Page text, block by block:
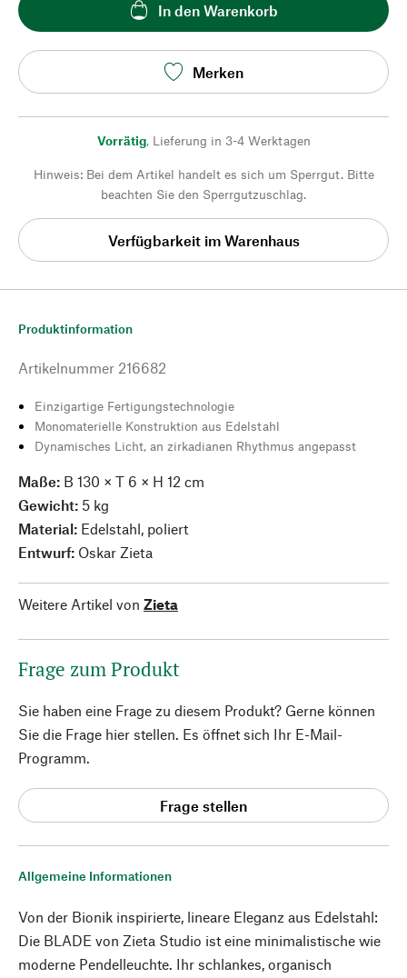
In den Warenkorb
Merken
Vorrätig, Lieferung in 3-4 Werktagen
Hinweis: Bei dem Artikel handelt es sich um Sperrgut. Bitte
beachten Sie den Sperrgutzuschlag.
Verfügbarkeit im Warenhaus
Allgemeine Informationen
Von der Bionik inspirierte, lineare Eleganz aus Edelstahl:
Die BLADE von Zieta Studio ist eine minimalistische wie
moderne Pendelleuchte. Ihr schlankes, organisch
Produktinformation
Artikelnummer 216682
Einzigartige Fertigungstechnologie
Monomaterielle Konstruktion aus Edelstahl
Dynamisches Licht, an zirkadianen Rhythmus angepasst
Maße: B 130 × T 6 × H 12 cm
Gewicht: 5 kg
Material: Edelstahl, poliert
Entwurf: Oskar Zieta
Weitere Artikel von Zieta
Frage zum Produkt
Sie haben eine Frage zu diesem Produkt? Gerne können
Sie die Frage hier stellen. Es öffnet sich Ihr E-Mail-
Programm.
Frage stellen